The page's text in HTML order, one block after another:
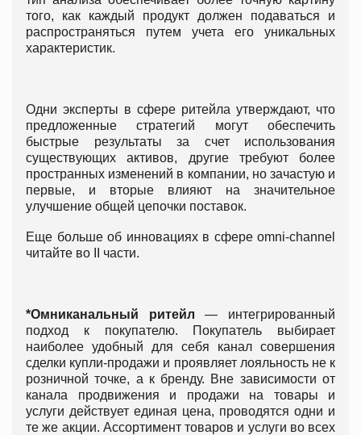
того, как каждый продукт должен подаваться и
распространяться путем учета его уникальных
характеристик.
Одни эксперты в сфере ритейла утверждают, что
предложенные стратегий могут обеспечить
быстрые результаты за счет использования
существующих активов, другие требуют более
пространных изменений в компании, но зачастую и
первые, и вторые влияют на значительное
улучшение общей цепочки поставок.
Еще больше об инновациях в сфере omni-channel
читайте во II части.
*Омниканальный ритейл — интегрированный
подход к покупателю. Покупатель выбирает
наиболее удобный для себя канал совершения
сделки купли-продажи и проявляет лояльность не к
розничной точке, а к бренду. Вне зависимости от
канала продвижения и продажи на товары и
услуги действует единая цена, проводятся одни и
те же акции. Ассортимент товаров и услуги во всех